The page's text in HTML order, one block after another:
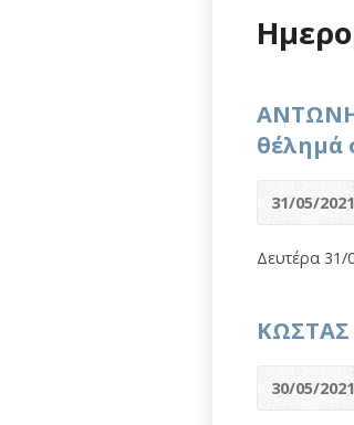
θέλημά
31/05/2021
Δευτέρα 31/
ΚΩΣΤΑΣ
30/05/2021